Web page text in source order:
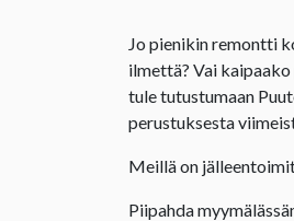
Jo pienikin remontti
ilmettä? Vai
tule tutustumaan
perustuksesta
Meillä on
Piipahda